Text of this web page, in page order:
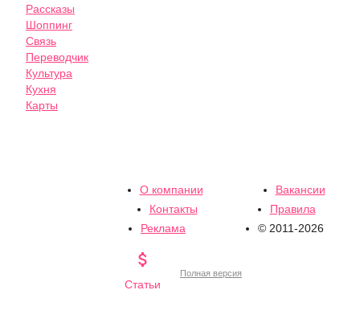
Рассказы
Шоппинг
Связь
Переводчик
Культура
Кухня
Карты
О компании
Вакансии
Контакты
Правила
Реклама
© 2011-2026

Статьи
Полная версия